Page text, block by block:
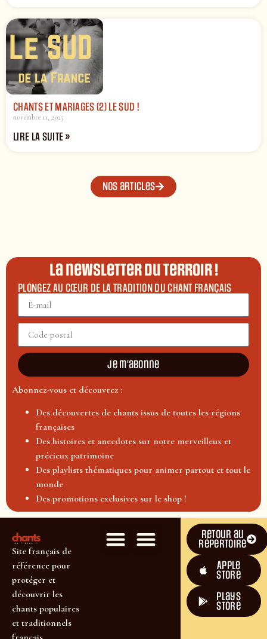
CHANTS ET MARIAGES (2) LE SUD !
novembre 11, 2025
LIRE LA SUITE »
Nos articles
La newsletter du terroir !
PLONGEZ AU CŒUR DE LA TRADITION DU CHANT FRANÇAIS
Je m'abonne
Abonnez-vous et découvrez :
Des découvertes de chants issus de toutes les régions
françaises
Des histoires et anecdotes sur notre merveilleux et
précieux patrimoine
Des playlists thématiques pour animer partout et tout le
monde
Des promotions exclusives sur le shop !
Site français de
référence pour
protéger et
découvrir les
chants populaires
et traditionnels
Retour au
répertoire
Apple
Store
plays
store